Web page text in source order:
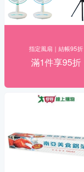
指定風扇｜結帳95折
滿1件享95折